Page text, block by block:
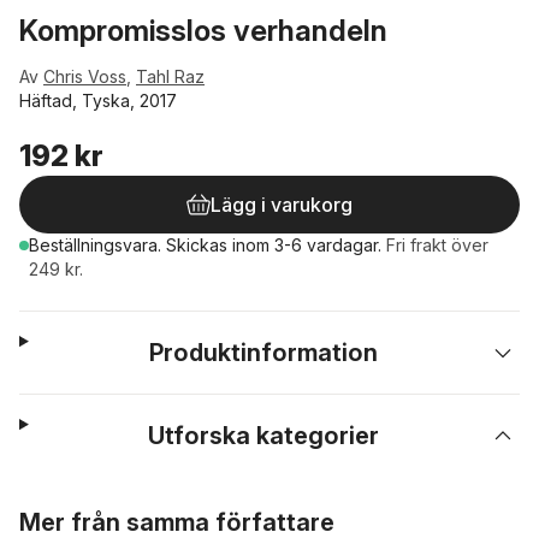
Kompromisslos verhandeln
Av Chris Voss Tahl Raz
Häftad, Tyska, 2017
192 kr
Lägg i varukorg
Beställningsvara. Skickas inom 3-6 vardagar. Fri frakt över
249 kr.
Produktinformation
Utforska kategorier
Mer från samma författare